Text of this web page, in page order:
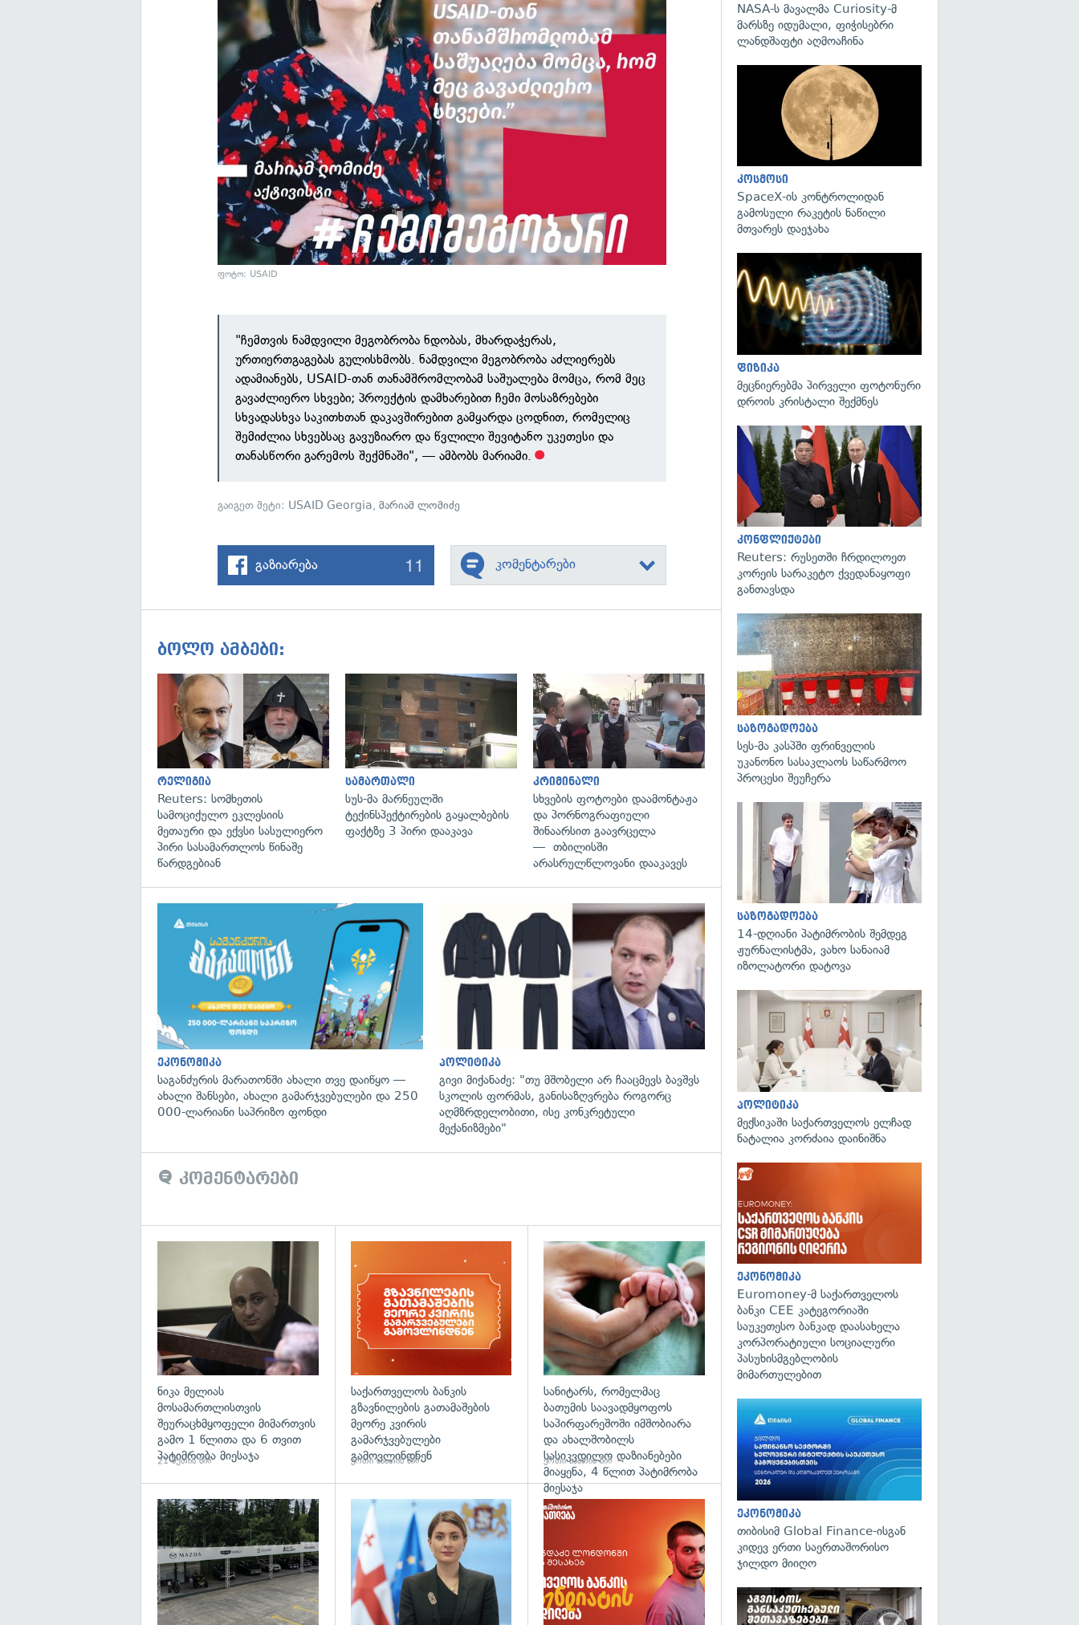
ფოტო: USAID
"ჩემთვის ნამდვილი მეგობრობა ნდობას, მხარდაჭერას,
ურთიერთგაგებას გულისხმობს. ნამდვილი მეგობრობა აძლიერებს
ადამიანებს, USAID-თან თანამშრომლობამ საშუალება მომცა, რომ მეც
გავაძლიერო სხვები; პროექტის დამხარებით ჩემი მოსაზრებები
სხვადასხვა საკითხთან დაკავშირებით გამყარდა ცოდნით, რომელიც
შემიძლია სხვებსაც გავუზიარო და წვლილი შევიტანო უკეთესი და
თანასწორი გარემოს შექმნაში", — ამბობს მარიამი.
გაიგეთ მეტი: USAID Georgia,მარიამ ლომიძე
გაზიარება 11 კომენტარები
ბოლო ამბები:
გადახედვა
რელიგია
Reuters: სომხეთის
სამოციქულო ეკლესიის
მეთაური და ექვსი სასულიერო
პირი სასამართლოს წინაშე
წარდგებიან
გადახედვა
სამართალი
სუს-მა მარნეულში
ტექინსპექტირების გაყალბების
ფაქტზე 3 პირი დააკავა
გადახედვა
კრიმინალი
სხვების ფოტოები დაამონტაჟა
და პორნოგრაფიული
შინაარსით გაავრცელა
— თბილისში
არასრულწლოვანი დააკავეს
ეკონომიკა
საგანძურის მარათონში ახალი თვე დაიწყო —
ახალი შანსები, ახალი გამარჯვებულები და 250
000-ლარიანი საპრიზო ფონდი
გადახედვა
პოლიტიკა
გივი მიქანაძე: "თუ მშობელი არ ჩააცმევს ბავშვს
სკოლის ფორმას, განისაზღვრება როგორც
აღმზრდელობითი, ისე კონკრეტული
მექანიზმები"
კომენტარები
ნიკა მელიას
მოსამართლისთვის
შეურაცხმყოფელი მიმართვის
გამო 1 წლითა და 6 თვით
პატიმრობა მიესაჯა
21 წუთის წინ
საქართველოს ბანკის
გზავნილების გათამაშების
მეორე კვირის
გამარჯვებულები
გამოვლინდნენ
ერთი საათის წინ
სანიტარს, რომელმაც
ბათუმის საავადმყოფოს
საპირფარეშოში იმშობიარა
და ახალშობილს
სასიკვდილო დაზიანებები
მიაყენა, 4 წლით პატიმრობა
მიესაჯა
ერთი საათის წინ
გადახედვა
NASA-ს მავალმა Curiosity-მ
მარსზე იდუმალი, ფიჭისებრი
ლანდშაფტი აღმოაჩინა
კოსმოსი
SpaceX-ის კონტროლიდან
გამოსული რაკეტის ნაწილი
მთვარეს დაეჯახა
ფიზიკა
მეცნიერებმა პირველი ფოტონური
დროის კრისტალი შექმნეს
კონფლიქტები
Reuters: რუსეთში ჩრდილოეთ
კორეის სარაკეტო ქვედანაყოფი
განთავსდა
საზოგადოება
სეს-მა კასპში ფრინველის
უკანონო სასაკლაოს საწარმოო
პროცესი შეუჩერა
საზოგადოება
14-დღიანი პატიმრობის შემდეგ
ჟურნალისტმა, ვახო სანაიამ
იზოლატორი დატოვა
პოლიტიკა
მექსიკაში საქართველოს ელჩად
ნატალია კორძაია დაინიშნა
ეკონომიკა
Euromoney-მ საქართველოს
ბანკი CEE კატეგორიაში
საუკეთესო ბანკად დაასახელა
კორპორატიული სოციალური
პასუხისმგებლობის
მიმართულებით
ეკონომიკა
თიბისიმ Global Finance-ისგან
კიდევ ერთი საერთაშორისო
ჯილდო მიიღო